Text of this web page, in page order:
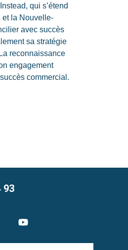
Instead, qui s’étend
et la Nouvelle-
avec succès
sa stratégie
reconnaissance
engagement
commercial.
93